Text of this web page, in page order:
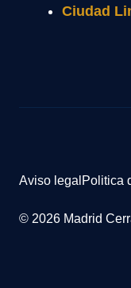
Ciudad
© 2026 Madrid
Aviso legal Politica